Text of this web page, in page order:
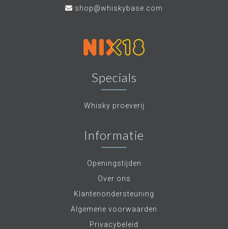
shop@whiskybase.com
Specials
Whisky proeverij
Informatie
Openingstijden
Over ons
Klantenondersteuning
Algemene voorwaarden
Privacybeleid